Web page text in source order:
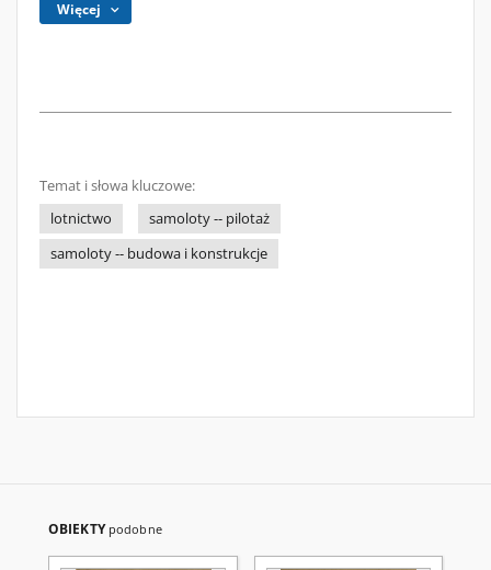
Więcej
Temat i słowa kluczowe:
lotnictwo
samoloty -- pilotaż
samoloty -- budowa i konstrukcje
OBIEKTY podobne